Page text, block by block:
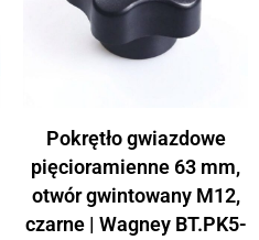
Pokrętło gwiazdowe
pięcioramienne 63 mm,
otwór gwintowany M12,
czarne | Wagney BT.PK5-